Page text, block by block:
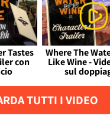
Tastes
con
Where The
Like Wine -
sul
TUTTI I VIDEO